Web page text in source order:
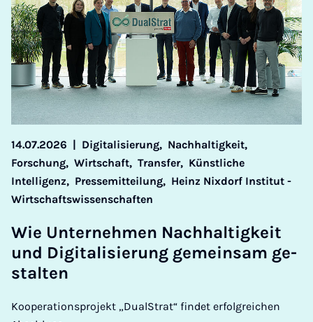
14.07.2026 Digitalisierung, Nachhaltigkeit,
Forschung, Wirtschaft, Transfer, Künstliche
Intelligenz, Pressemitteilung, Heinz Nixdorf Institut -
Wirtschaftswissenschaften
Wie Un­ter­neh­men Nach­hal­tig­keit
und Di­gi­ta­li­sie­rung ge­mein­sam ge­
stal­ten
Kooperationsprojekt „DualStrat“ findet erfolgreichen